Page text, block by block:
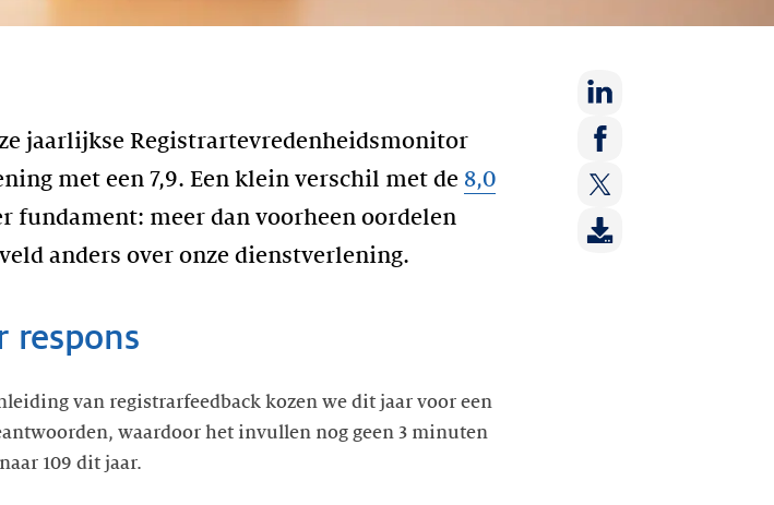
jaarlijkse Registrartevredenheidsmonitor
met een 7,9. Een klein verschil met de 8,0
fundament: meer dan voorheen oordelen
anders over onze dienstverlening.
Deel
op:
LinkedIn
Deel
op:
Facebook
Deel
op:
respons
van registrarfeedback kozen we dit jaar voor een
waardoor het invullen nog geen 3 minuten
109 dit jaar.